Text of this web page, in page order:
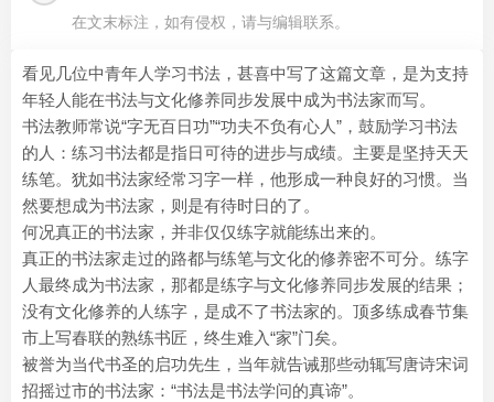
在文末标注，如有侵权，请与编辑联系。
看见几位中青年人学习书法，甚喜中写了这篇文章，是为支持
年轻人能在书法与文化修养同步发展中成为书法家而写。
书法教师常说“字无百日功”“功夫不负有心人”，鼓励学习书法
的人：练习书法都是指日可待的进步与成绩。主要是坚持天天
练笔。犹如书法家经常习字一样，他形成一种良好的习惯。当
然要想成为书法家，则是有待时日的了。
何况真正的书法家，并非仅仅练字就能练出来的。
真正的书法家走过的路都与练笔与文化的修养密不可分。练字
人最终成为书法家，那都是练字与文化修养同步发展的结果；
没有文化修养的人练字，是成不了书法家的。顶多练成春节集
市上写春联的熟练书匠，终生难入“家”门矣。
被誉为当代书圣的启功先生，当年就告诫那些动辄写唐诗宋词
招摇过市的书法家：“书法是书法学问的真谛”。